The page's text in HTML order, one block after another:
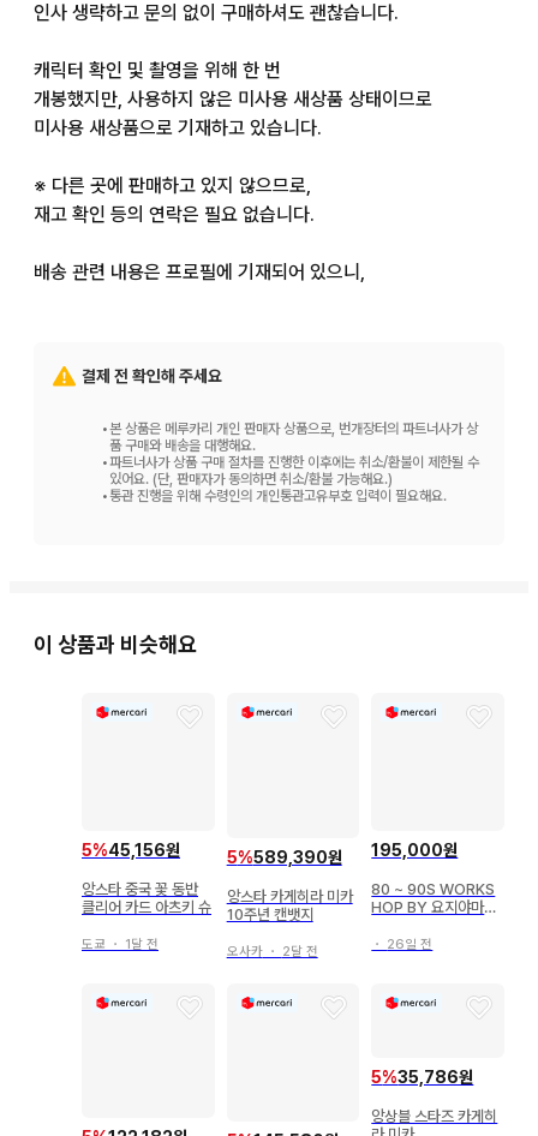
인사 생략하고 문의 없이 구매하셔도 괜찮습니다.
캐릭터 확인 및 촬영을 위해 한 번
개봉했지만, 사용하지 않은 미사용 새상품 상태이므로
미사용 새상품으로 기재하고 있습니다.
※ 다른 곳에 판매하고 있지 않으므로,
재고 확인 등의 연락은 필요 없습니다.
배송 관련 내용은 프로필에 기재되어 있으니,
미리 양해 부탁드립니다.
또한, 거래 시 연락은
원칙적으로 배송 시와 평가를 드릴 때만
이루어집니다.
꽃伴
결제 전 확인해 주세요
•본 상품은 메루카리 개인 판매자 상품으로, 번개장터의 파트너사가 상
품 구매와 배송을 대행해요.
•파트너사가 상품 구매 절차를 진행한 이후에는 취소/환불이 제한될 수
있어요. (단, 판매자가 동의하면 취소/환불 가능해요.)
•통관 진행을 위해 수령인의 개인통관고유부호 입력이 필요해요.
이 상품과 비슷해요
5%45,156원
앙스타 중국 꽃 동반
클리어 카드 아츠키 슈
도쿄 ・ 1달 전
5%589,390원
앙스타 카게히라 미카
10주년 캔뱃지
오사카・ 2달 전
195,000원
80 ~ 90S WORKS
HOP BY 요지야마모
XL
・ 26일 전
5%35,786원
앙상블 스타즈 카게히